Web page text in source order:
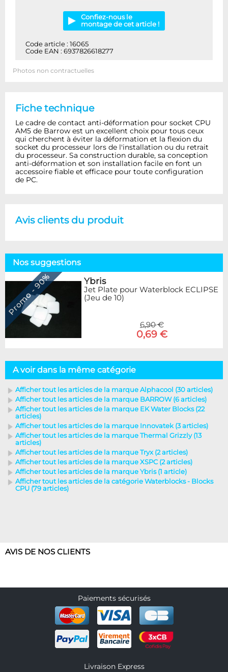
Confiez-nous le
montage de cet article !
Code article : 16065
Code EAN : 6937826618277
Photos non contractuelles
Fiche technique
Le cadre de contact anti-déformation pour socket CPU
AM5 de Barrow est un excellent choix pour tous ceux
qui cherchent à éviter la déformation et la flexion du
socket du processeur lors de l'installation ou du retrait
du processeur. Sa construction durable, sa conception
anti-déformation et son installation facile en font un
accessoire fiable et efficace pour toute configuration
de PC.
Avis clients du produit
Nos suggestions
Promo - 90% Ybris
Jet Plate pour Waterblock ECLIPSE
(Jeu de 10)
6,90 €
0,69 €
A voir dans la même catégorie
Afficher tout les articles de la marque Alphacool (30 articles)
Afficher tout les articles de la marque BARROW (6 articles)
Afficher tout les articles de la marque EK Water Blocks (22
articles)
Afficher tout les articles de la marque Innovatek (3 articles)
Afficher tout les articles de la marque Thermal Grizzly (13
articles)
Afficher tout les articles de la marque Tryx (2 articles)
Afficher tout les articles de la marque XSPC (2 articles)
Afficher tout les articles de la marque Ybris (1 article)
Afficher tout les articles de la catégorie Waterblocks - Blocks
CPU (79 articles)
AVIS DE NOS CLIENTS
Paiements sécurisés
Livraison Express